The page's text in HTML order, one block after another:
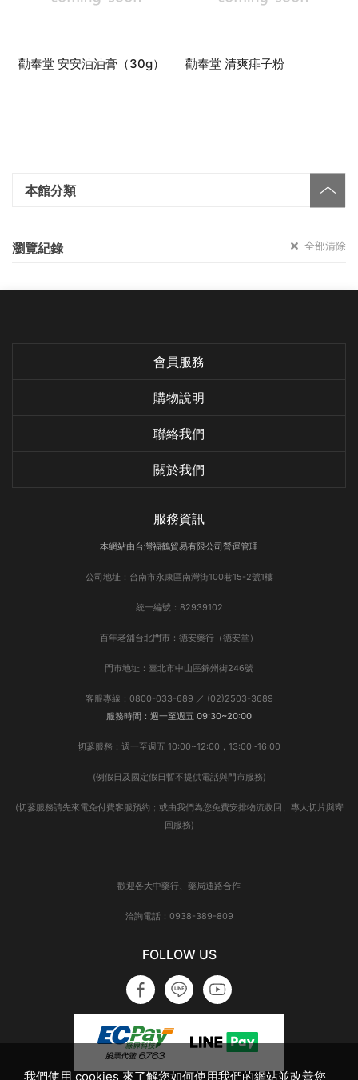
本館分類
瀏覽紀錄 全部清除
勸奉堂 安安油油膏（30g） 勸奉堂 清爽痱子粉
會員服務
購物說明
聯絡我們
關於我們
服務資訊
本網站由台灣福鶴貿易有限公司營運管理
公司地址：台南市永康區南灣街100巷15-2號1樓
統一編號：82939102
百年老舖台北門市：德安藥行（德安堂）
門市地址：臺北市中山區錦州街246號
客服專線：0800-033-689 ／ (02)2503-3689
服務時間：週一至週五 09:30~20:00
切蔘服務：週一至週五 10:00~12:00，13:00~16:00
(例假日及國定假日暫不提供電話與門市服務)
(切蔘服務請先來電免付費客服預約；或由我們為您免費安排物流收回、專人切片與寄
回服務)
歡迎各大中藥行、藥局通路合作
洽詢電話：0938-389-809
FOLLOW US
我們使用 cookies 來了解您如何使用我們的網站並改善您